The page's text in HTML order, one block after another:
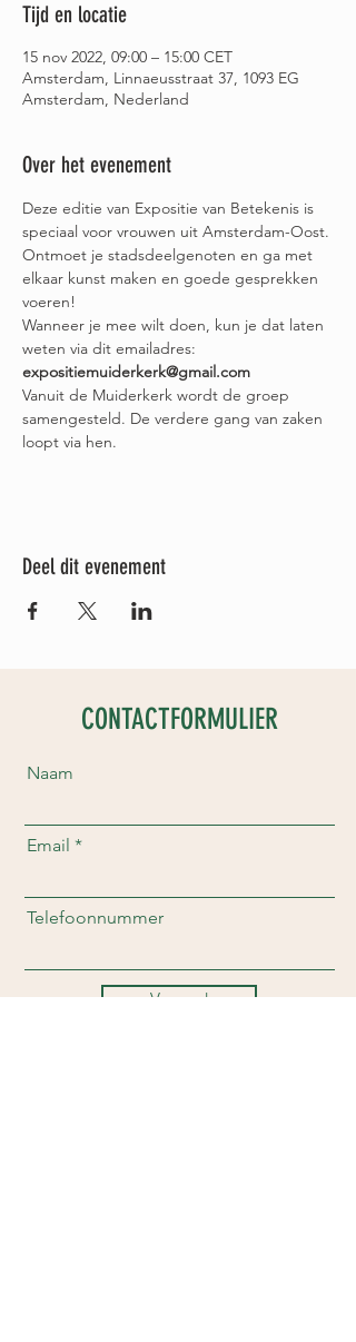
Tijd en locatie
15 nov 2022, 09:00 – 15:00 CET
Amsterdam, Linnaeusstraat 37, 1093 EG
Amsterdam, Nederland
Over het evenement
Deze editie van Expositie van Betekenis is
speciaal voor vrouwen uit Amsterdam-Oost.
Ontmoet je stadsdeelgenoten en ga met
elkaar kunst maken en goede gesprekken
voeren!
Wanneer je mee wilt doen, kun je dat laten
weten via dit emailadres:
expositiemuiderkerk@gmail.com
Vanuit de Muiderkerk wordt de groep
samengesteld. De verdere gang van zaken
loopt via hen.
Deel dit evenement
CONTACTFORMULIER
Naam
Email
Telefoonnummer
Verzend